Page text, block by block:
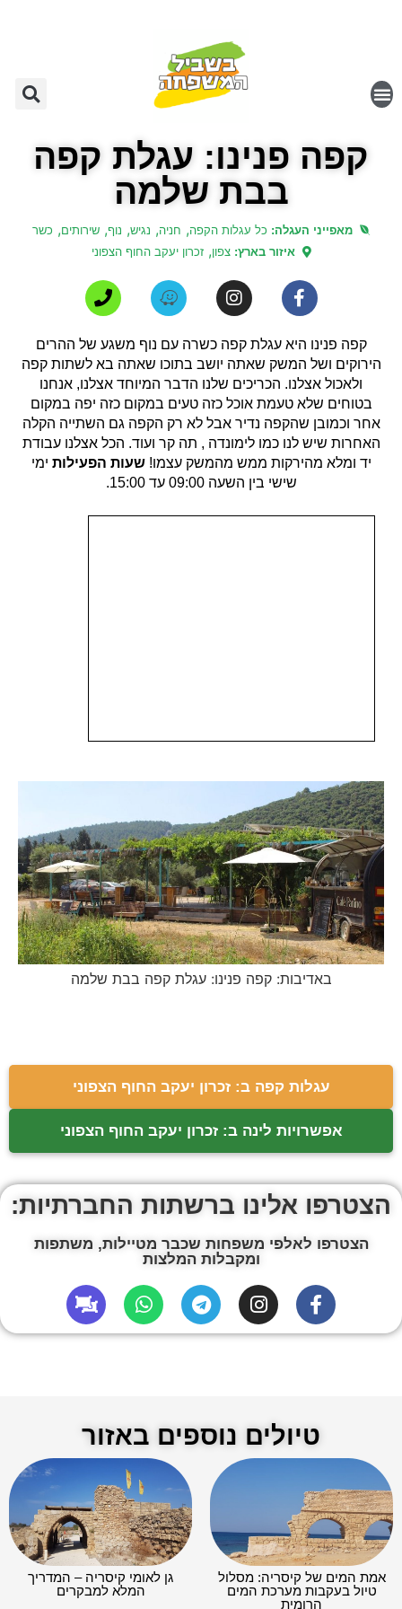
קפה פנינו: עגלת קפה
בבת שלמה
מאפייני העגלה: כל עגלות הקפה, חניה, נגיש, נוף, שירותים, כשר
איזור בארץ:צפון, זכרון יעקב החוף הצפוני
קפה פנינו היא עגלת קפה כשרה עם נוף משגע של ההרים
הירוקים ושל המשק שאתה יושב בתוכו שאתה בא לשתות קפה
ולאכול אצלנו. הכריכים שלנו הדבר המיוחד אצלנו, אנחנו
בטוחים שלא טעמת אוכל כזה טעים במקום כזה יפה במקום
אחר וכמובן שהקפה נדיר אבל לא רק הקפה גם השתייה הקלה
האחרות שיש לנו כמו לימונדה , תה קר ועוד. הכל אצלנו עבודת
יד ומלא מהירקות ממש מהמשק עצמו!שעות הפעילות ימי
שישי בין השעה 09:00 עד 15:00.
באדיבות: קפה פנינו: עגלת קפה בבת שלמה
עגלות קפה ב: זכרון יעקב החוף הצפוני
אפשרויות לינה ב: זכרון יעקב החוף הצפוני
הצטרפו אלינו ברשתות החברתיות:
הצטרפו לאלפי משפחות שכבר מטיילות, משתפות
ומקבלות המלצות
טיולים נוספים באזור
אמת המים של קיסריה: מסלול
טיול בעקבות מערכת המים
הרומית
גן לאומי קיסריה – המדריך
המלא למבקרים